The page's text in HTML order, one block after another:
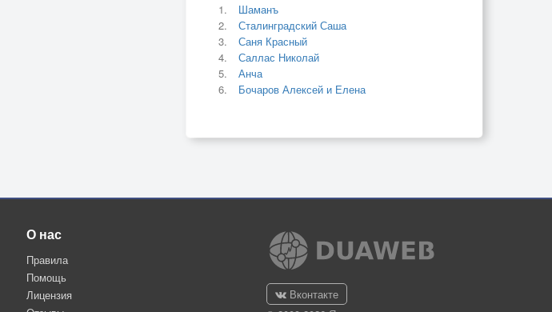
Шаманъ
Сталинградский Саша
Саня Красный
Саллас Николай
Анча
Бочаров Алексей и Елена
О нас
Правила
Помощь
Лицензия
Вконтакте